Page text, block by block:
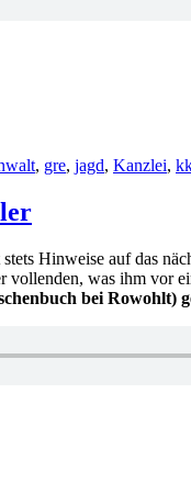
, gre, jagd, Kanzlei,
Hinweise auf das
was ihm vor
bei Rowohlt)